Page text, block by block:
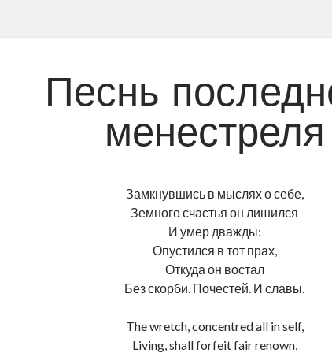
Песнь
менестреля
Замкнувшись в мыслях о себе,
Земного счастья он лишился
И умер дважды:
Опустился в тот прах,
Откуда он востал
Без скорби. Почестей. И славы.
The wretch, concentred all in self,
Living, shall forfeit fair renown,